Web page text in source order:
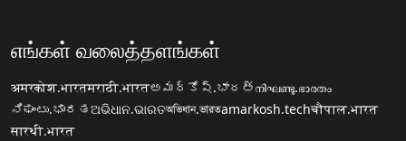
எங்கள் வலைத்தளங்கள்
अमरकोश.भारतमराठी.भारतఅమర్కోష్.భారత్നിഘണ്ടു.ഭാരതം
ನಿಘಂಟು.ಭಾರತଅଭିଧାନ.ଭାରତঅভিধান.ভারতamarkosh.techचौपाल.भारत
सारथी.भारत